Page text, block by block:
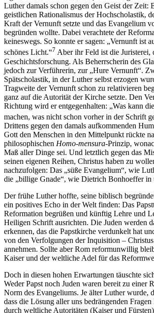
Luther damals schon gegen den Geist der Zeit:
geistlichen Rationalismus der Hochscholastik,
Kraft der Vernunft setzte und das Evangelium
begründen wollte. Dabei verachtete der
keineswegs. So konnte er sagen: „Vernunft ist
schönes Licht.“7 Aber ihr Feld ist die Juristerei,
Geschichtsforschung. Als Beherrscherin des
jedoch zur Verführerin, zur „Hure Vernunft“.
Spätscholastik, in der Luther selbst erzogen
Tragweite der Vernunft schon zu relativieren
ganz auf die Autorität der Kirche setzte. Den
Richtung wird er entgegenhalten: „Was kann
machen, was nicht schon vorher in der Schrift
Drittens gegen den damals aufkommenden
Gott den Menschen in den Mittelpunkt rückte
philosophischen Homo-mensura-Prinzip,
Maß aller Dinge sei. Und letztlich gegen das
seinen eigenen Reihen, Christus haben zu
nachzufolgen: Das „süße Evangelium“, wie
die „billige Gnade“, wie Dietrich Bonhoeffer in
Der frühe Luther hoffte, seine biblisch
ein positives Echo in der Welt finden: Das
Reformation begrüßen und künftig Lehre und
Heiligen Schrift ausrichten. Die Juden werden
erkennen, das die Papstkirche verdunkelt hat
von den Verfolgungen der Inquisition –
annehmen. Sollte aber Rom reformunwillig
Kaiser und der weltliche Adel für das
Doch in diesen hohen Erwartungen täuschte
Weder Papst noch Juden waren bereit zu einer
Norm des Evangeliums. Je älter Luther wurde,
dass die Lösung aller uns bedrängenden
durch weltliche Autoritäten (Kaiser und